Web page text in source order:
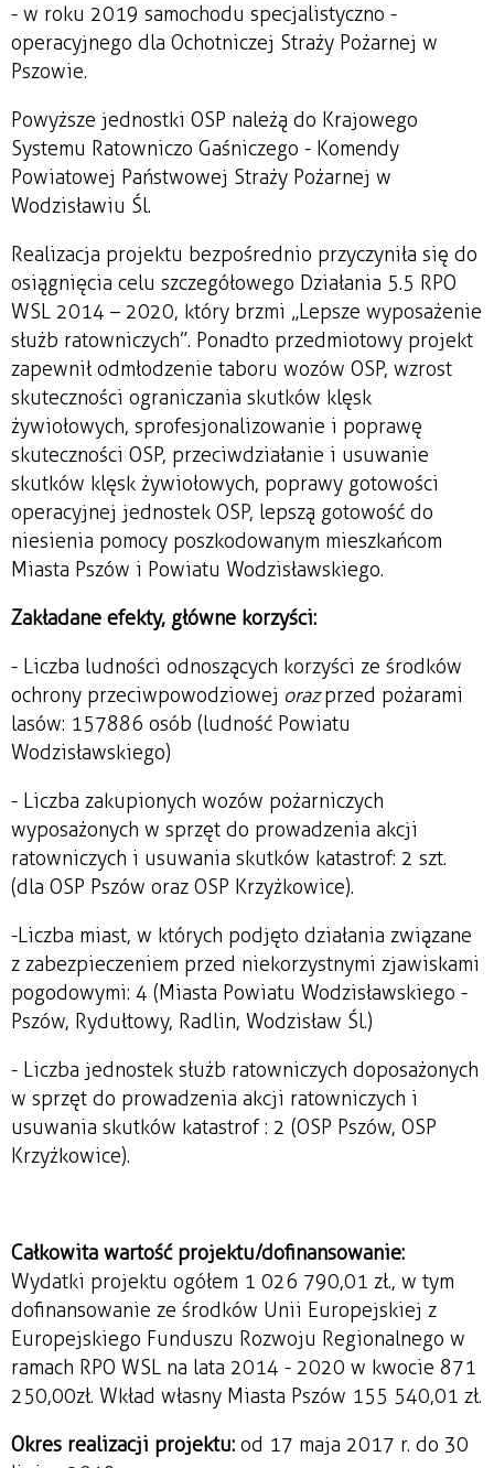
- w roku 2019 samochodu specjalistyczno -
operacyjnego dla Ochotniczej Straży Pożarnej w
Pszowie.
Powyższe jednostki OSP należą do Krajowego
Systemu Ratowniczo Gaśniczego - Komendy
Powiatowej Państwowej Straży Pożarnej w
Wodzisławiu Śl.
Realizacja projektu bezpośrednio przyczyniła się do
osiągnięcia celu szczegółowego Działania 5.5 RPO
WSL 2014 – 2020, który brzmi „Lepsze wyposażenie
służb ratowniczych”. Ponadto przedmiotowy projekt
zapewnił odmłodzenie taboru wozów OSP, wzrost
skuteczności ograniczania skutków klęsk
żywiołowych, sprofesjonalizowanie i poprawę
skuteczności OSP, przeciwdziałanie i usuwanie
skutków klęsk żywiołowych, poprawy gotowości
operacyjnej jednostek OSP, lepszą gotowość do
niesienia pomocy poszkodowanym mieszkańcom
Miasta Pszów i Powiatu Wodzisławskiego.
Zakładane efekty, główne korzyści:
- Liczba ludności odnoszących korzyści ze środków
ochrony przeciwpowodziowej orazprzed pożarami
lasów: 157 886 osób (ludność Powiatu
Wodzisławskiego)
- Liczba zakupionych wozów pożarniczych
wyposażonych w sprzęt do prowadzenia akcji
ratowniczych i usuwania skutków katastrof: 2 szt.
(dla OSP Pszów oraz OSP Krzyżkowice).
-Liczba miast, w których podjęto działania związane
z zabezpieczeniem przed niekorzystnymi zjawiskami
pogodowymi: 4 (Miasta Powiatu Wodzisławskiego -
Pszów, Rydułtowy, Radlin, Wodzisław Śl.)
- Liczba jednostek służb ratowniczych doposażonych
w sprzęt do prowadzenia akcji ratowniczych i
usuwania skutków katastrof : 2 (OSP Pszów, OSP
Krzyżkowice).
Całkowita wartość projektu/dofinansowanie:
Wydatki projektu ogółem 1 026 790,01 zł., w tym
dofinansowanie ze środków Unii Europejskiej z
Europejskiego Funduszu Rozwoju Regionalnego w
ramach RPO WSL na lata 2014 - 2020 w kwocie 871
250,00zł. Wkład własny Miasta Pszów 155 540,01 zł.
Okres realizacji projektu: od 17 maja 2017 r. do 30